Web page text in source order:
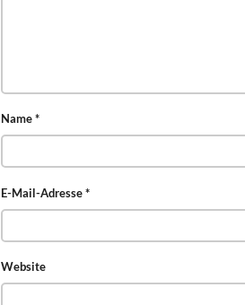
Name*
E-Mail-Adresse*
Website